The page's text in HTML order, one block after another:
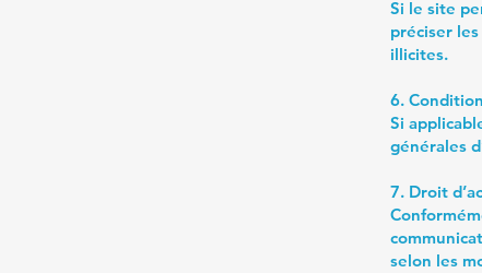
Si le site
préciser
illicites.
6.
Si
générales
7. Droit
selon les